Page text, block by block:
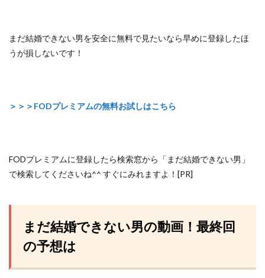
まだ結婚できない男を安全に無料で見たいなら早めに登録したほ
うが損しないです！
＞＞＞FODプレミアムの無料お試しはこちら
FODプレミアムに登録したら検索窓から「まだ結婚できない男」
で検索してくださいね^^ すぐにみれますよ！[PR]
まだ結婚できない男の動画！最終回
の予想は